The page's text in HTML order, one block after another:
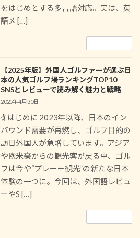
をはじめとする多言語対応。実は、英
語メ […]
【2025年版】外国人ゴルファーが選ぶ日
本の人気ゴルフ場ランキングTOP10｜
SNSとレビューで読み解く魅力と戦略
2025年4月30日
🏌️ はじめに 2023年以降、日本のイン
バウンド需要が再燃し、ゴルフ目的の
訪日外国人が急増しています。アジア
や欧米豪からの観光客が戻る中、ゴル
フは今や“プレー＋観光”の新たな日本
体験の一つに。今回は、外国語レビュ
ーやS […]